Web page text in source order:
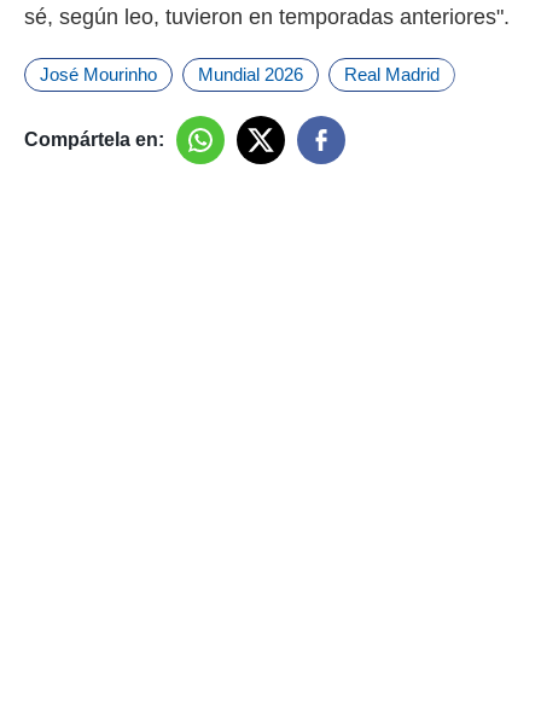
sé, según leo, tuvieron en temporadas anteriores".
José Mourinho Mundial 2026 Real Madrid
Compártela en: